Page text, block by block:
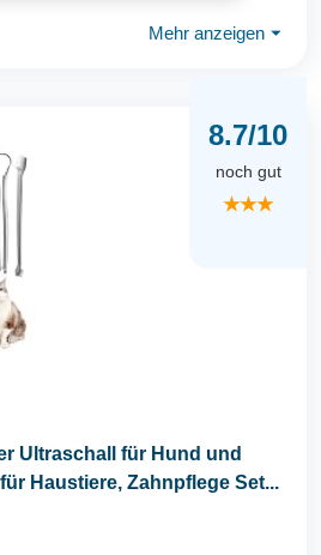
Mehr anzeigen ⏷
8.7/10
noch gut
★★★
Ultraschall für Hund und
Haustiere, Zahnpflege Set...